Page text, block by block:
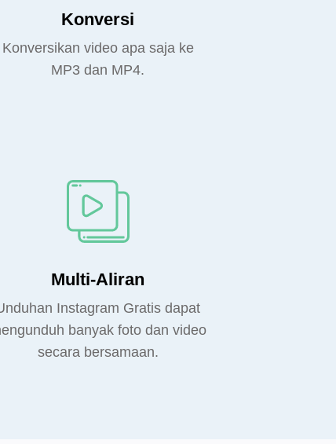
Konversi
Konversikan video apa saja ke
MP3 dan MP4.
Multi-Aliran
Instagram Gratis dapat
banyak foto dan video
secara bersamaan.